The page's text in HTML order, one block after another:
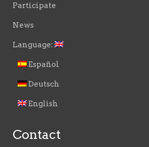
Participate
News
Language:
Español
Deutsch
English
Contact